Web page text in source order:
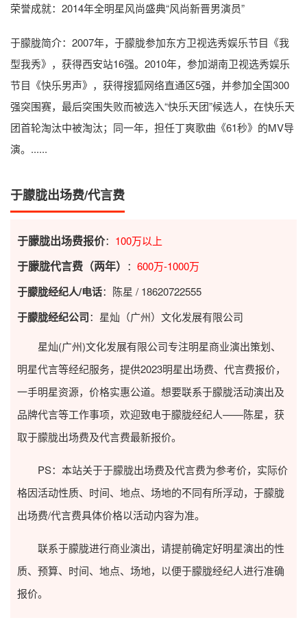
荣誉成就：2014年全明星风尚盛典“风尚新晋男演员”
于朦胧简介：2007年，于朦胧参加东方卫视选秀娱乐节目《我
型我秀》，获得西安站16强。2010年，参加湖南卫视选秀娱乐
节目《快乐男声》，获得搜狐网络直通区5强，并参加全国300
强突围赛，最后突围失败而被选入“快乐天团”候选人，在快乐天
团首轮淘汰中被淘汰；同一年，担任丁爽歌曲《61秒》的MV导
演。......
于朦胧出场费/代言费
于朦胧出场费报价： 100万以上
于朦胧代言费（两年） ： 600万-1000万
于朦胧经纪人/电话：陈星 / 18620722555
于朦胧经纪公司：星灿（广州）文化发展有限公司
星灿(广州)文化发展有限公司专注明星商业演出策划、
明星代言等经纪服务，提供2023明星出场费、代言费报价，
一手明星资源，价格实惠公道。想要联系于朦胧活动演出及
品牌代言等工作事项，欢迎致电于朦胧经纪人——陈星，获
取于朦胧出场费及代言费最新报价。
PS：本站关于于朦胧出场费及代言费为参考价，实际价
格因活动性质、时间、地点、场地的不同有所浮动，于朦胧
出场费/代言费具体价格以活动内容为准。
联系于朦胧进行商业演出，请提前确定好明星演出的性
质、预算、时间、地点、场地，以便于朦胧经纪人进行准确
报价。